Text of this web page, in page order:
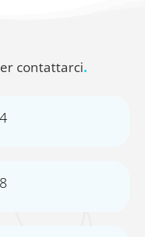
contattarci.